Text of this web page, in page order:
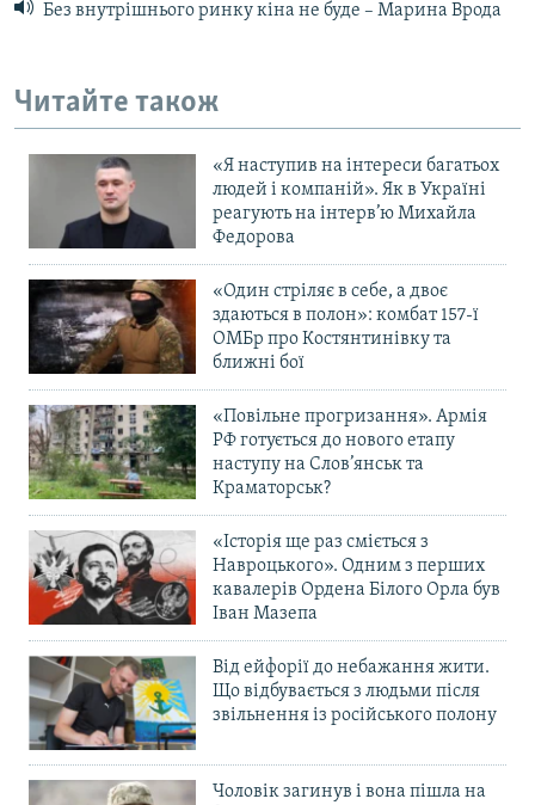
Без внутрішнього ринку кіна не буде – Марина Врода
Читайте також
«Я наступив на інтереси багатьох
людей і компаній». Як в Україні
реагують на інтерв’ю Михайла
Федорова
«Один стріляє в себе, а двоє
здаються в полон»: комбат 157-ї
ОМБр про Костянтинівку та
ближні бої
«Повільне прогризання». Армія
РФ готується до нового етапу
наступу на Слов’янськ та
Краматорськ?
«Історія ще раз сміється з
Навроцького». Одним з перших
кавалерів Ордена Білого Орла був
Іван Мазепа
Від ейфорії до небажання жити.
Що відбувається з людьми після
звільнення із російського полону
Чоловік загинув і вона пішла на